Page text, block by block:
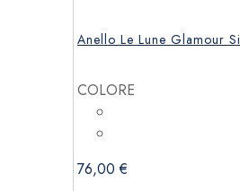
Anello Le Lune Glamour
COLORE
76,00€